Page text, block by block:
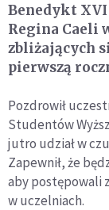
Benedykt
Regina Caeli
zbliżających
pierwszą
Pozdrowił
Studentów
jutro udział w
Zapewnił, że
aby postępowali
w uczelniach.